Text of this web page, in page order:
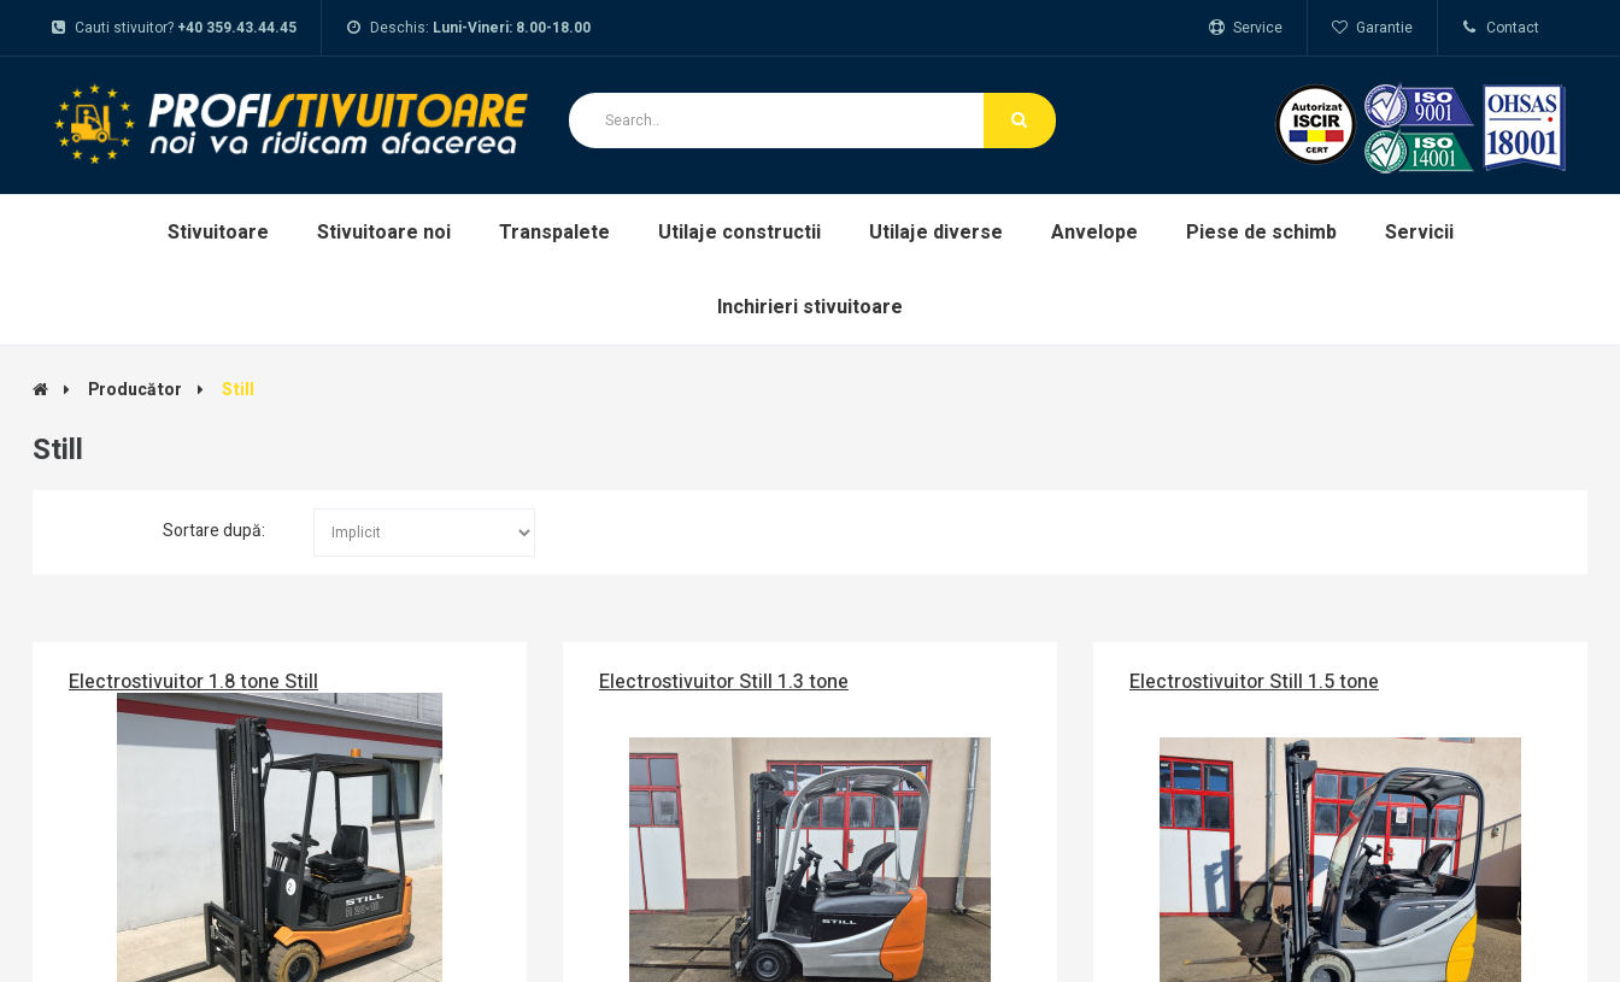
Cauti stivuitor? +40 359.43.44.45 Deschis: Luni-Vineri: 8.00-18.00 Contact
Garantie
Service
Stivuitoare Stivuitoare noi Transpalete Utilaje constructii Utilaje diverse Anvelope Piese de schimb Servicii
Inchirieri stivuitoare
Producător Still
Still
Sortare după:
Electrostivuitor 1.8 tone Still Electrostivuitor Still 1.3 tone Electrostivuitor Still 1.5 tone